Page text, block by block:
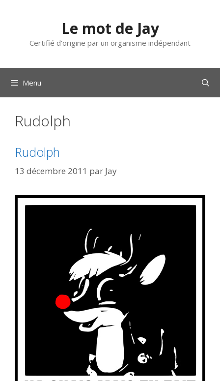
Le mot de Jay
Certifié d'origine par un organisme indépendant
Menu
Rudolph
Rudolph
13 décembre 2011 par Jay